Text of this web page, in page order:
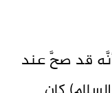
أنَّه قد صحَّ عند